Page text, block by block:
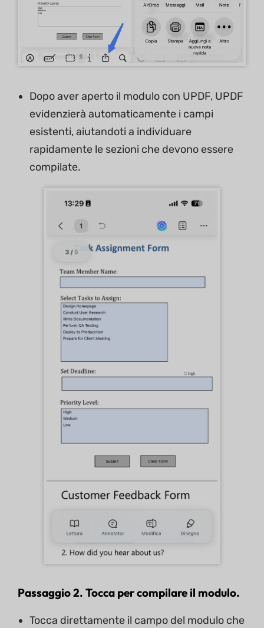
Dopo aver aperto il modulo con UPDF, UPDF
evidenzierà automaticamente i campi
esistenti, aiutandoti a individuare
rapidamente le sezioni che devono essere
compilate.
Passaggio 2. Tocca per compilare il modulo.
Tocca direttamente il campo del modulo che